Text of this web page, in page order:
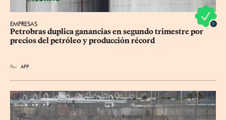
EMPRESAS
Petrobras duplica ganancias en segundo trimestre por
precios del petróleo y producción récord
Por AFP